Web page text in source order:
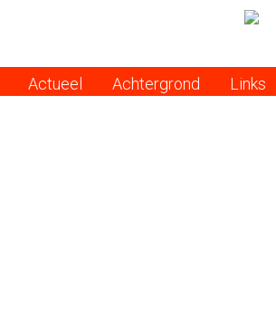
MenuActueel Achtergrond Links